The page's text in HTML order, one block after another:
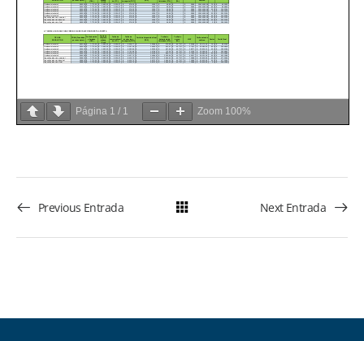
Página 1 / 1 Zoom 100%
Previous Entrada Next Entrada